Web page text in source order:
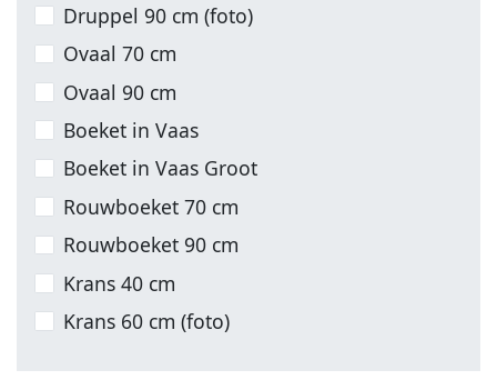
Druppel 90 cm (foto)
Ovaal 70 cm
Ovaal 90 cm
Boeket in Vaas
Boeket in Vaas Groot
Rouwboeket 70 cm
Rouwboeket 90 cm
Krans 40 cm
Krans 60 cm (foto)